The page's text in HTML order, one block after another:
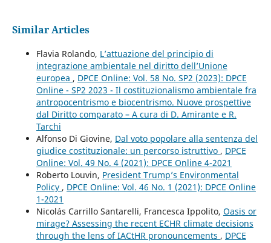
Similar Articles
Flavia Rolando, L’attuazione del principio di
integrazione ambientale nel diritto dell’Unione
europea , DPCE Online: Vol. 58 No. SP2 (2023): DPCE
Online - SP2 2023 - Il costituzionalismo ambientale fra
antropocentrismo e biocentrismo. Nuove prospettive
dal Diritto comparato – A cura di D. Amirante e R.
Tarchi
Alfonso Di Giovine, Dal voto popolare alla sentenza del
giudice costituzionale: un percorso istruttivo , DPCE
Online: Vol. 49 No. 4 (2021): DPCE Online 4-2021
Roberto Louvin, President Trump’s Environmental
Policy , DPCE Online: Vol. 46 No. 1 (2021): DPCE Online
1-2021
Nicolás Carrillo Santarelli, Francesca Ippolito, Oasis or
mirage? Assessing the recent ECHR climate decisions
through the lens of IACtHR pronouncements , DPCE